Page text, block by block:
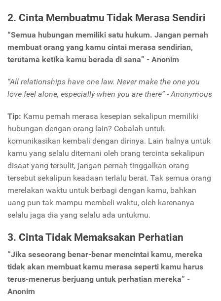
2. Cinta Membuatmu Tidak Merasa Sendiri
“Semua hubungan memiliki satu hukum. Jangan pernah
membuat orang yang kamu cintai merasa sendirian,
terutama ketika kamu berada di sana” - Anonim
“All relationships have one law. Never make the one you
love feel alone, especially when you are there” - Anonymous
Tip: Kamu pernah merasa kesepian sekalipun memiliki
hubungan dengan orang lain? Cobalah untuk
komunikasikan kembali dengan dirinya. Lain halnya untuk
kamu yang selalu ditemani oleh orang tercinta sekalipun
disaat yang tersulit, jangan pernah tinggalkan orang
tersebut sekalipun keadaan terlalu berat. Tak semua orang
merelakan waktu untuk berbagi dengan kamu, bahkan
uang pun tak mampu membeli waktu, oleh karenanya
selalu jaga dia yang selalu ada untukmu.
3. Cinta Tidak Memaksakan Perhatian
“Jika seseorang benar-benar mencintai kamu, mereka
tidak akan membuat kamu merasa seperti kamu harus
terus-menerus berjuang untuk perhatian mereka” -
Anonim